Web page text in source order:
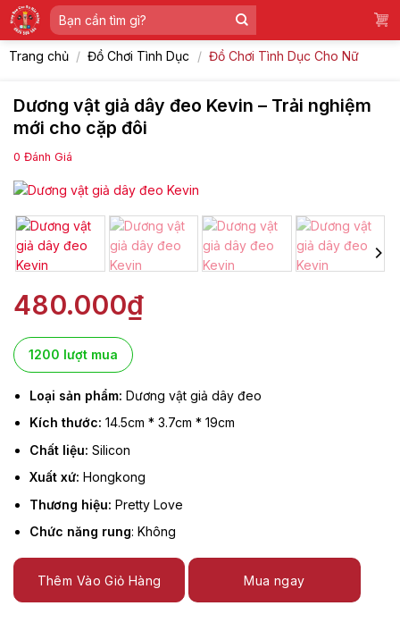
Skip
to
content
Tìm
kiếm:
Trang chủ / Đồ Chơi Tình Dục / Đồ Chơi Tình Dục Cho Nữ
Dương vật giả dây đeo Kevin – Trải nghiệm
mới cho cặp đôi
0 Đánh Giá
480.000₫
1200 lượt mua
Loại sản phẩm: Dương vật giả dây đeo
Kích thước: 14.5cm * 3.7cm * 19cm
Chất liệu: Silicon
Xuất xứ: Hongkong
Thương hiệu: Pretty Love
Chức năng rung: Không
Thêm Vào Giỏ Hàng Mua ngay